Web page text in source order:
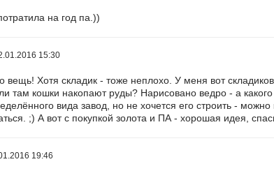
на год па.))
15:30
вещь! Хотя складик - тоже неплохо. У меня вот
там кошки накопают руды? Нарисовано ведро - а
вида завод, но не хочется его строить -
;) А вот с покупкой золота и ПА - хорошая идея,
19:46